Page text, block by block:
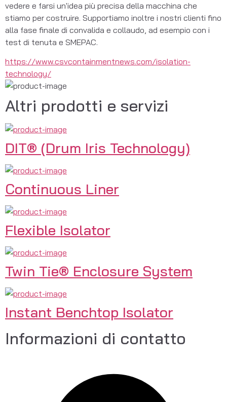
vedere e farsi un'idea più precisa della macchina che
stiamo per costruire. Supportiamo inoltre i nostri clienti fino
alla fase finale di convalida e collaudo, ad esempio con i
test di tenuta e SMEPAC.
https://www.csvcontainmentnews.com/isolation-
technology/
Altri prodotti e servizi
DIT® (Drum Iris Technology)
Continuous Liner
Flexible Isolator
Twin Tie® Enclosure System
Instant Benchtop Isolator
Informazioni di contatto